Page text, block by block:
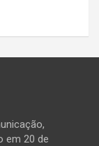
em 20 de